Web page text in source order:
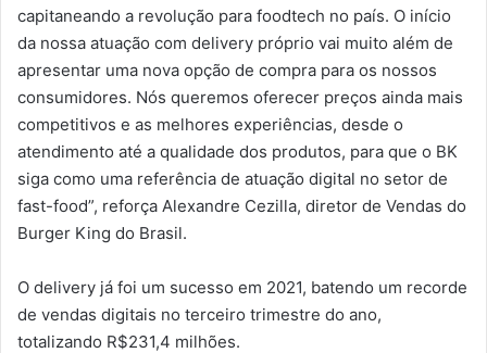
capitaneando a revolução para foodtech no país. O início
da nossa atuação com delivery próprio vai muito além de
apresentar uma nova opção de compra para os nossos
consumidores. Nós queremos oferecer preços ainda mais
competitivos e as melhores experiências, desde o
atendimento até a qualidade dos produtos, para que o BK
siga como uma referência de atuação digital no setor de
fast-food”, reforça Alexandre Cezilla, diretor de Vendas do
Burger King do Brasil.
O delivery já foi um sucesso em 2021, batendo um recorde
de vendas digitais no terceiro trimestre do ano,
totalizando R$231,4 milhões.